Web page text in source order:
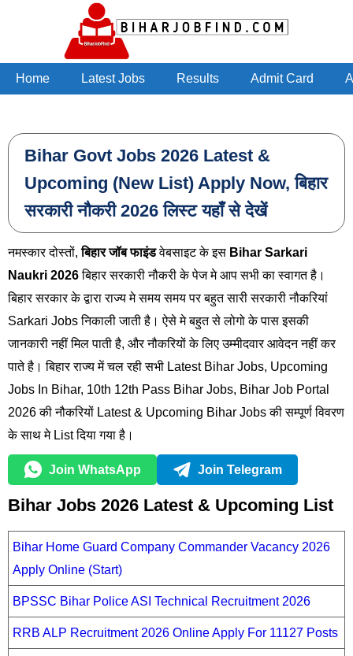
Skip to main content
Home Latest Jobs Results Admit Card
Bihar Govt Jobs 2026 Latest &
Upcoming (New List) Apply Now, बिहार
सरकारी नौकरी 2026 लिस्ट यहाँ से देखें
नमस्कार दोस्तों,बिहार जॉब फाइंडवेबसाइट के इस Bihar Sarkari
Naukri 2026बिहार सरकारी नौकरी के पेज मे आप सभी का स्वागत है।
बिहार सरकार के द्वारा राज्य मे समय समय पर बहुत सारी सरकारी नौकरियां
Sarkari Jobs निकाली जाती है। ऐसे मे बहुत से लोगो के पास इसकी
जानकारी नहीं मिल पाती है, और नौकरियों के लिए उम्मीदवार आवेदन नहीं कर
पाते है। बिहार राज्य में चल रही सभी Latest Bihar Jobs, Upcoming
Jobs In Bihar, 10th 12th Pass Bihar Jobs, Bihar Job Portal
2026 की नौकरियों Latest & Upcoming Bihar Jobs की सम्पूर्ण विवरण
के साथ मे List दिया गया है।
Join WhatsApp Join Telegram
Bihar Jobs 2026 Latest & Upcoming List
Bihar Home Guard Company Commander Vacancy 2026
Apply Online (Start)
BPSSC Bihar Police ASI Technical Recruitment 2026
RRB ALP Recruitment 2026 Online Apply For 11127 Posts